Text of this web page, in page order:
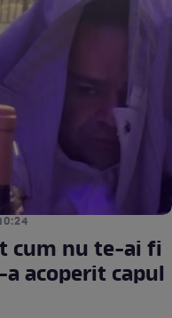
cum nu te-ai fi
acoperit capul